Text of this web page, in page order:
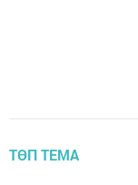
ТӨП ТЕМА